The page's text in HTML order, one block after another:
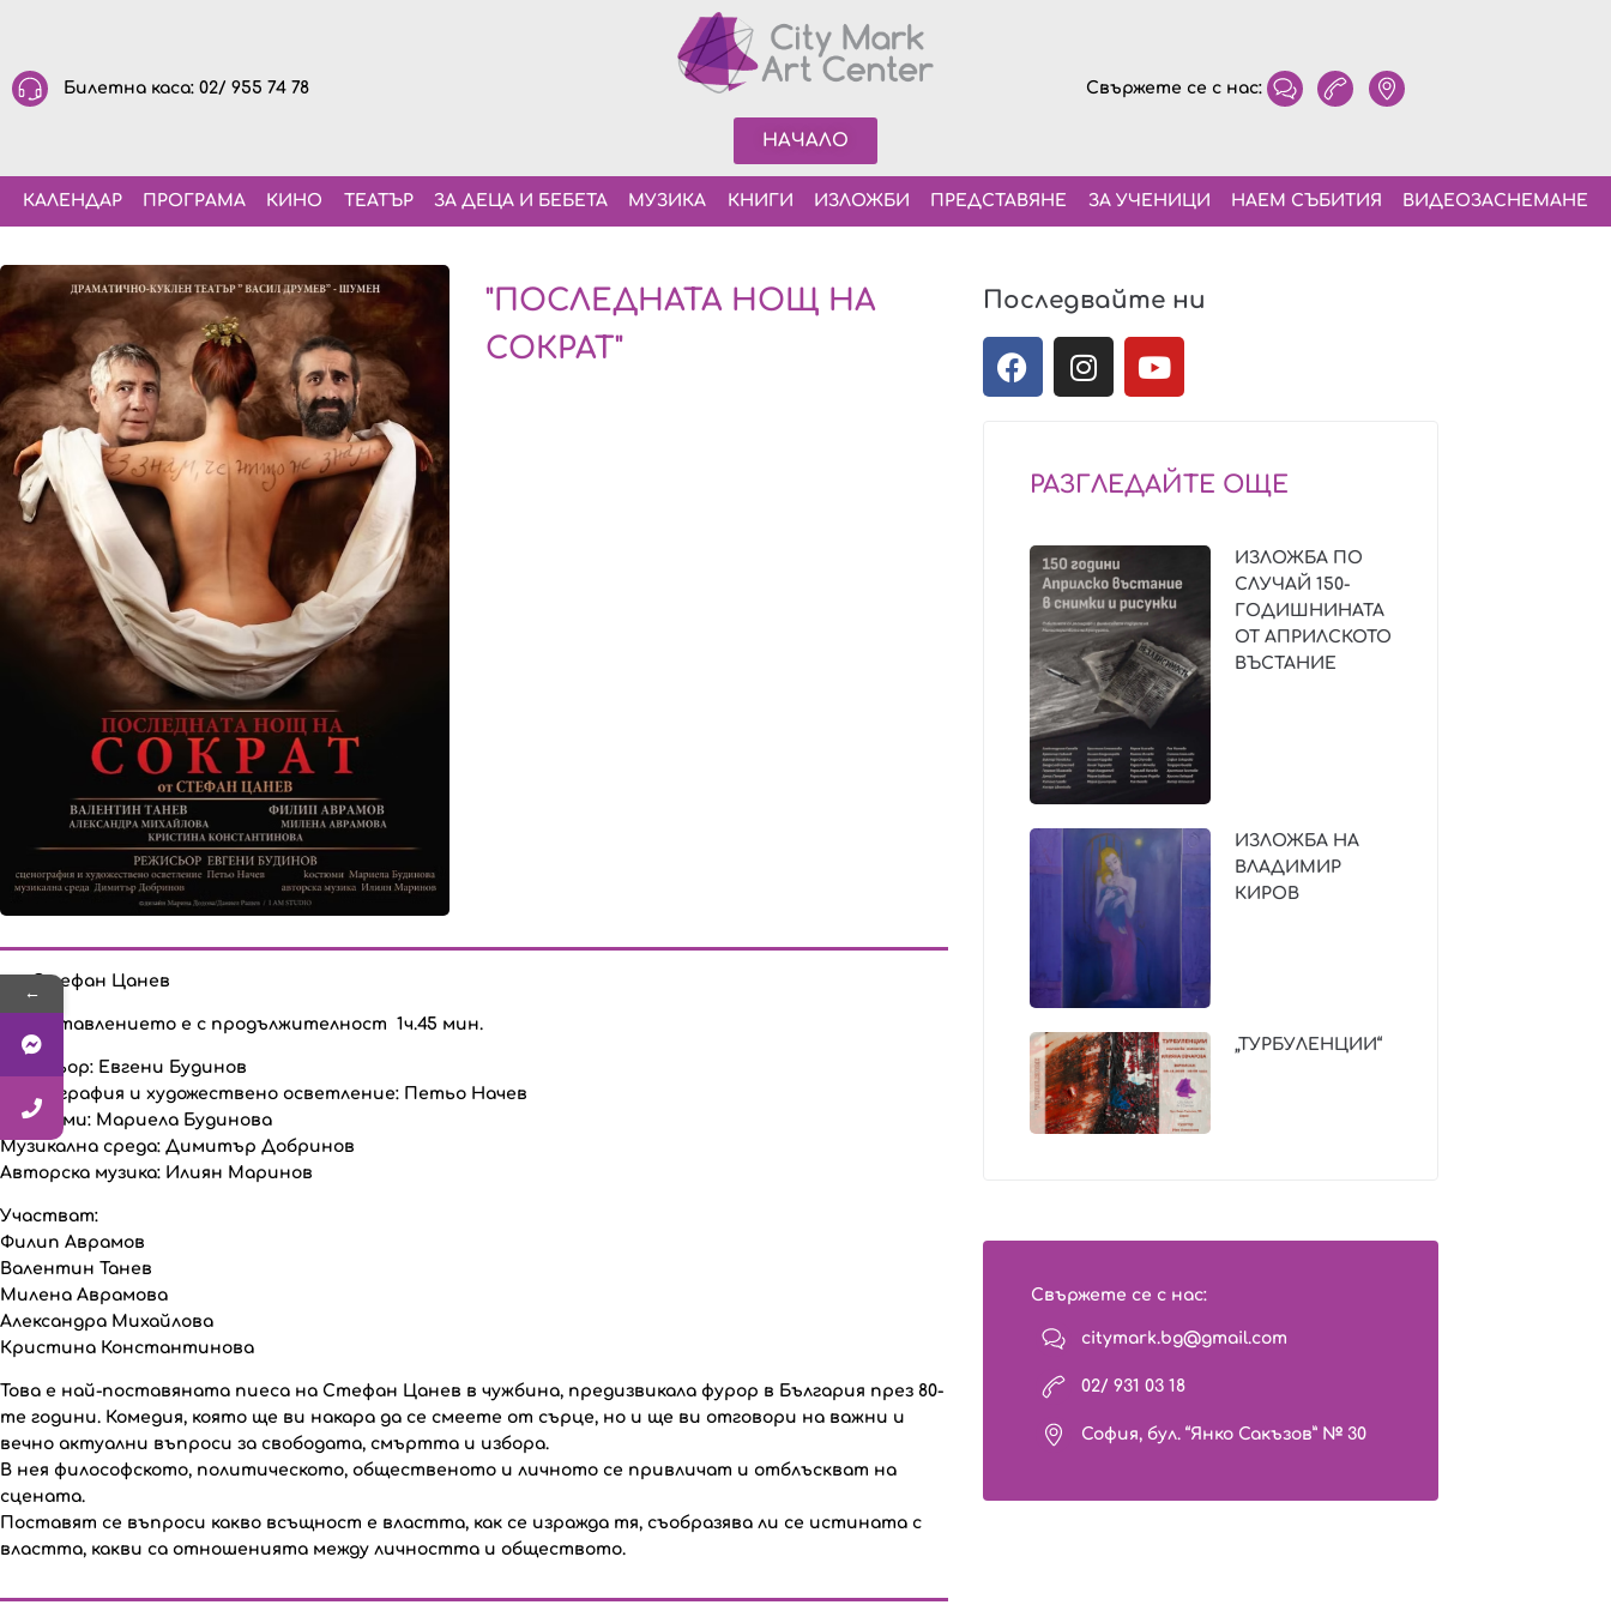
Билетна каса: 02/ 955 74 78
НАЧАЛО
Свържете се с нас:
КАЛЕНДАР ПРОГРАМА КИНО ТЕАТЪР ЗА ДЕЦА И БЕБЕТА МУЗИКА КНИГИ ИЗЛОЖБИ ПРЕДСТАВЯНЕ ЗА УЧЕНИЦИ НАЕМ СЪБИТИЯ ВИДЕОЗАСНЕМАНЕ
"ПОСЛЕДНАТА НОЩ НА
СОКРАТ"
от Стефан Цанев
Представлението е с продължителност 1ч.45 мин.
Режисьор: Евгени Будинов
Сценография и художествено осветление: Петьо Начев
Костюми: Мариела Будинова
Музикална среда: Димитър Добринов
Авторска музика: Илиян Маринов
Участват:
Филип Аврамов
Валентин Танев
Милена Аврамова
Александра Михайлова
Кристина Константинова
Това е най-поставяната пиеса на Стефан Цанев в чужбина, предизвикала фурор в България през 80-
те години. Комедия, която ще ви накара да се смеете от сърце, но и ще ви отговори на важни и
вечно актуални въпроси за свободата, смъртта и избора.
В нея философското, политическото, общественото и личното се привличат и отблъскват на
сцената.
Поставят се въпроси какво всъщност е властта, как се изражда тя, съобразява ли се истината с
властта, какви са отношенията между личността и обществото.
Последвайте ни
РАЗГЛЕДАЙТЕ ОЩЕ
ИЗЛОЖБА ПО
СЛУЧАЙ 150-
ГОДИШНИНАТА
ОТ АПРИЛСКОТО
ВЪСТАНИЕ
ИЗЛОЖБА НА
ВЛАДИМИР
КИРОВ
„ТУРБУЛЕНЦИИ“
Свържете се с нас:
citymark.bg@gmail.com
02/ 931 03 18
София, бул. “Янко Сакъзов” № 30
←